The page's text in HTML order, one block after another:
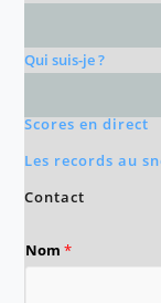
Qui suis-je ?
Scores en direct
Les records au
Contact
Nom*